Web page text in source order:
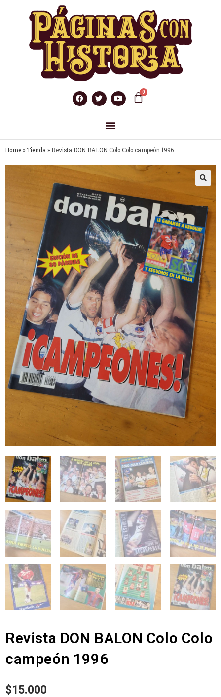
Home » Tienda » Revista DON BALON Colo Colo campeón 1996
Revista DON BALON Colo Colo
campeón 1996
$15.000